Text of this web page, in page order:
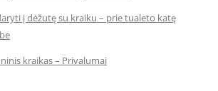
į dėžutę su kraiku – prie tualeto katę
kraikas – Privalumai